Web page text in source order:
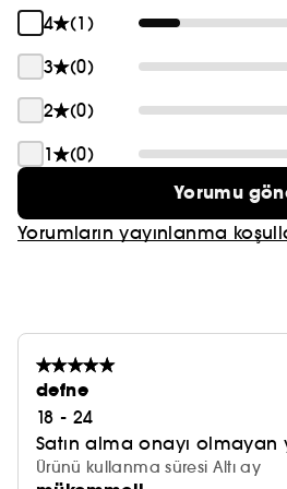
bir haftalık klinik çalışmaya
4
(1)
3
(0)
2
(0)
1
(0)
Yorumu
Yorumların yayınlanma
defne
18 - 24
Satın alma onayı olmayan
Ürünü kullanma süresi Altı ay